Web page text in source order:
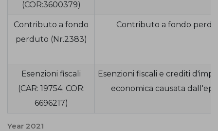
(COR:3600379)
Contributo a fondo
perduto (Nr.2383)
Contributo a fondo
Esenzioni fiscali
(CAR: 19754; COR:
6696217)
Esenzioni fiscali e crediti
economica causata
Year 2021